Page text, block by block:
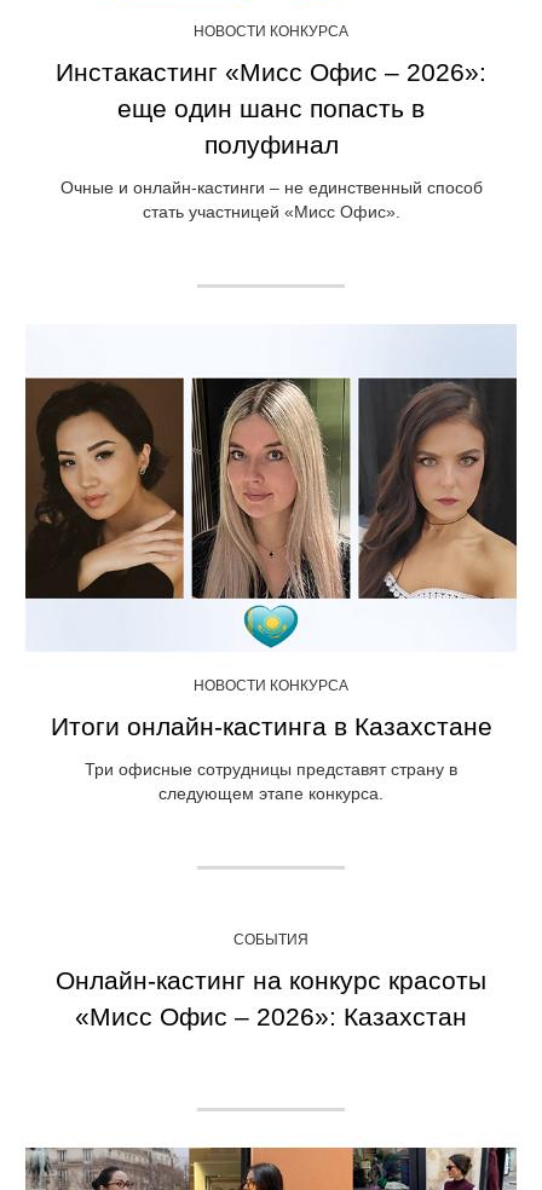
НОВОСТИ КОНКУРСА
Инстакастинг «Мисс Офис – 2026»:
еще один шанс попасть в
полуфинал
Очные и онлайн-кастинги – не единственный способ
стать участницей «Мисс Офис».
НОВОСТИ КОНКУРСА
Итоги онлайн-кастинга в Казахстане
Три офисные сотрудницы представят страну в
следующем этапе конкурса.
СОБЫТИЯ
Онлайн-кастинг на конкурс красоты
«Мисс Офис – 2026»: Казахстан